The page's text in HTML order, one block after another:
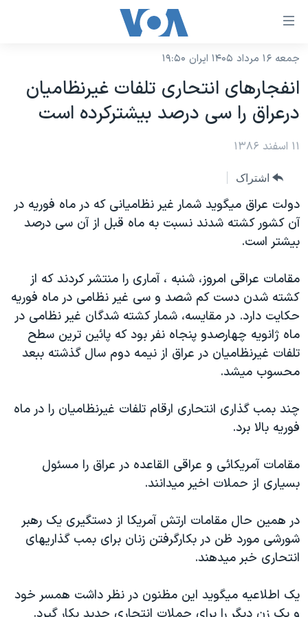
لینکهای
دسترسی
جهش
محتوای
اصلی
صفحه
اصلی
جهش
به
جستجو
نسخه سبک وب‌سایت
موضوع ها
ایران
آمریکا
ورزشی
گزیده‌ها
ویژه برنامه‌ها
ویدیوها
فرهنگ و زندگی
حقوق شهروندی
اقتصادی
اسرائیل در جنگ
آرشیو پخش زنده
برنامه های تلویزیونی
جدول برنامه ها
صفحه‌های ویژه
جام جهانی ۲۰۲۶
عملیات خشم حماسی
۲۵۰سالگی آمریکا
بایگانی برنامه‌های تلویزیونی
مستندها
انتخابات ریاست جمهوری آمریکا ۲۰۲۴
حمله جمهوری اسلامی به اسرائیل
ورزش زنان در ایران
مجموعه مستندهای دادخواهی
دادگاه حمید نوری
چهل سال گروگان‌گیری
اعتراضات مردمی آبان ۹۸
فرکانس‌های صدای آمریکا
پخش رادیویی
یادگیری زبان انگلیسی
دنبال کنید
زبانهای مختلف
جمعه ۱۶ مرداد ۱۴۰۵ ایران ۱۹:۵۰
انفجارهای انتحاری تلفات غيرنظاميان
درعراق را سی درصد بيشترکرده است
۱۱ اسفند ۱۳۸۶
اشتراک
دولت عراق ميگويد شمار غير نظاميانی که در ماه فوريه در
آن کشور کشته شدند نسبت به ماه قبل از آن سی درصد
بيشتر است.
مقامات عراقی امروز، شنبه ، آماری را منتشر کردند که از
کشته شدن دست کم شصد و سی غير نظامی در ماه فوريه
حکايت دارد. در مقايسه، شمار کشته شدگان غير نظامی در
ماه ژانويه چهارصدو پنجاه نفر بود که پائين ترين سطح
تلفات غيرنظاميان در عراق از نيمه دوم سال گذشته ببعد
محسوب ميشد.
چند بمب گذاری انتحاری ارقام تلفات غيرنظاميان را در ماه
فوريه بالا برد.
مقامات آمريکائی و عراقی القاعده در عراق را مسئول
بسياری از حملات اخير ميدانند.
در همين حال مقامات ارتش آمريکا از دستگيری يک رهبر
شورشی مورد ظن در بکارگرفتن زنان برای بمب گذاريهای
انتحاری خبر ميدهند.
يک اطلاعيه ميگويد اين مظنون در نظر داشت همسر خود